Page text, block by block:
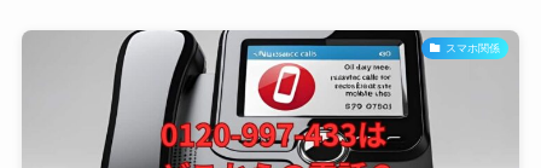
スマホ関係